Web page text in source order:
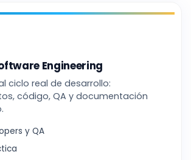
Engineering
ciclo real de desarrollo:
código, QA y documentación
y QA